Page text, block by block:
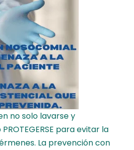
no solo lavarse y
para evitar la
La prevención con